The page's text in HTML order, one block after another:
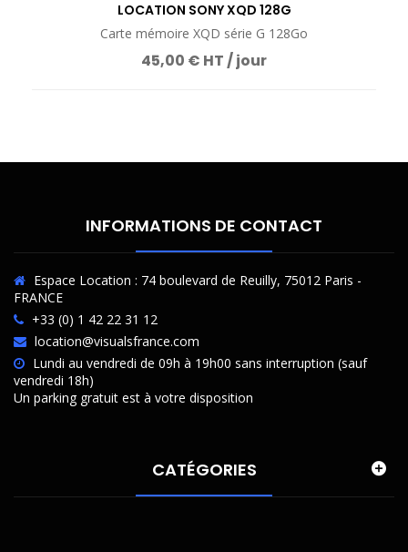
LOCATION SONY XQD 128G
Carte mémoire XQD série G 128Go
45,00 € HT / jour
INFORMATIONS DE CONTACT
Espace Location : 74 boulevard de Reuilly, 75012 Paris -
FRANCE
+33 (0) 1 42 22 31 12
location@visualsfrance.com
Lundi au vendredi de 09h à 19h00 sans interruption (sauf
vendredi 18h)
Un parking gratuit est à votre disposition
CATÉGORIES